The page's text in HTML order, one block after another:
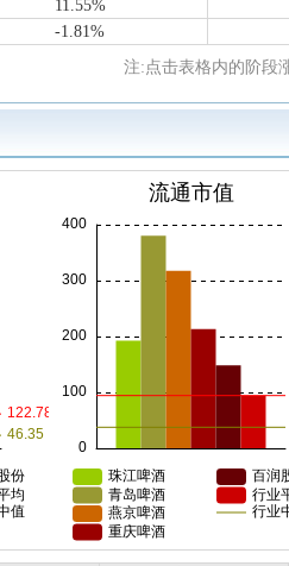
11.55%
-1.81%
注:点击表格内的阶段